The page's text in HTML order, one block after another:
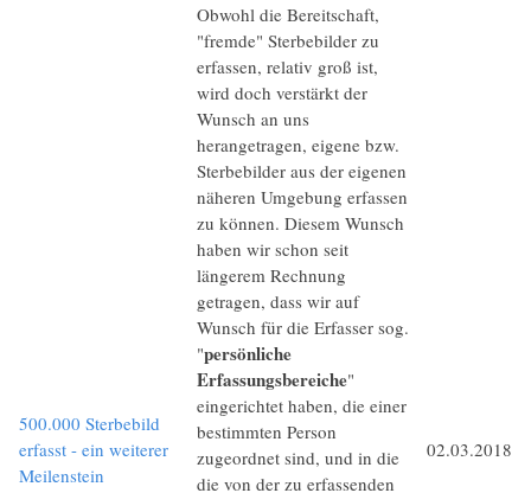
500.000 Sterbebild
erfasst - ein weiterer
Meilenstein
Obwohl die Bereitschaft,
"fremde" Sterbebilder zu
erfassen, relativ groß ist,
wird doch verstärkt der
Wunsch an uns
herangetragen, eigene bzw.
Sterbebilder aus der eigenen
näheren Umgebung erfassen
zu können. Diesem Wunsch
haben wir schon seit
längerem Rechnung
getragen, dass wir auf
Wunsch für die Erfasser sog.
"persönliche
Erfassungsbereiche"
eingerichtet haben, die einer
bestimmten Person
zugeordnet sind, und in die
die von der zu erfassenden
02.03.2018